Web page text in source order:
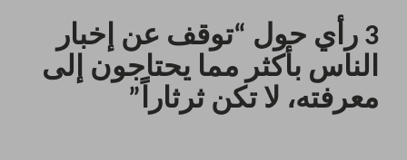
3 رأي حول “
توقف عن إخبار
الناس بأكثر مما يحتاجون إلى
معرفته، لا تكن ثرثاراً”